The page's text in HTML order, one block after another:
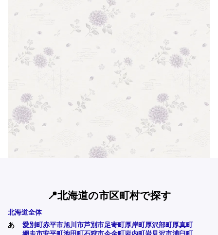
📍北海道の市区町村で探す
北海道全体
あ
愛別町赤平市旭川市芦別市足寄町厚岸町厚沢部町厚真町